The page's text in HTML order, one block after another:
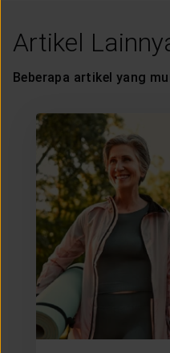
Artikel
Beberapa artikel yang